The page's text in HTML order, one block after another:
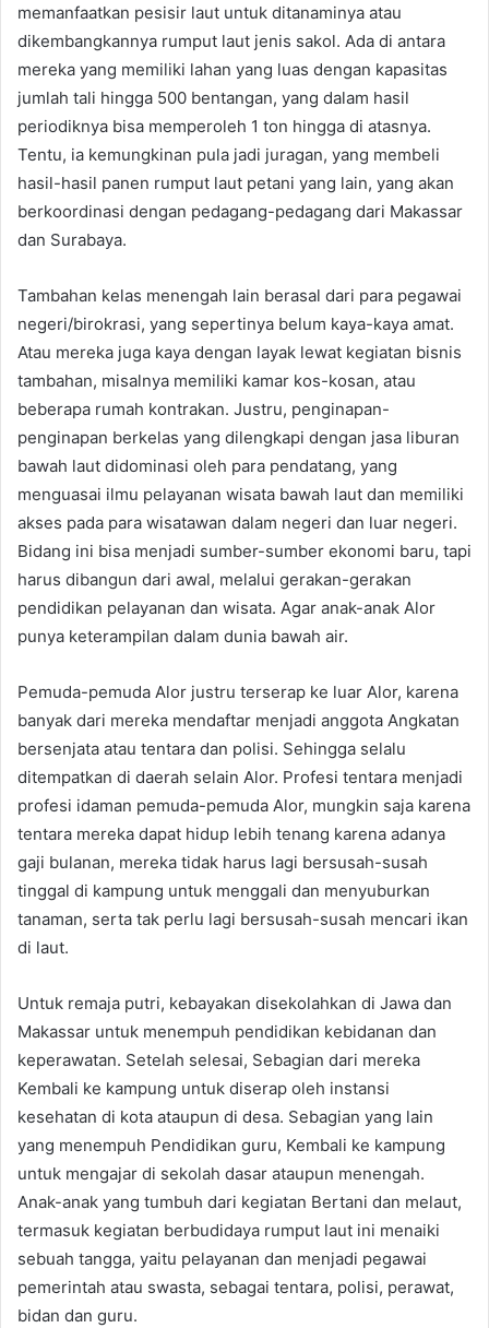
memanfaatkan pesisir laut untuk ditanaminya atau
dikembangkannya rumput laut jenis sakol. Ada di antara
mereka yang memiliki lahan yang luas dengan kapasitas
jumlah tali hingga 500 bentangan, yang dalam hasil
periodiknya bisa memperoleh 1 ton hingga di atasnya.
Tentu, ia kemungkinan pula jadi juragan, yang membeli
hasil-hasil panen rumput laut petani yang lain, yang akan
berkoordinasi dengan pedagang-pedagang dari Makassar
dan Surabaya.
Tambahan kelas menengah lain berasal dari para pegawai
negeri/birokrasi, yang sepertinya belum kaya-kaya amat.
Atau mereka juga kaya dengan layak lewat kegiatan bisnis
tambahan, misalnya memiliki kamar kos-kosan, atau
beberapa rumah kontrakan. Justru, penginapan-
penginapan berkelas yang dilengkapi dengan jasa liburan
bawah laut didominasi oleh para pendatang, yang
menguasai ilmu pelayanan wisata bawah laut dan memiliki
akses pada para wisatawan dalam negeri dan luar negeri.
Bidang ini bisa menjadi sumber-sumber ekonomi baru, tapi
harus dibangun dari awal, melalui gerakan-gerakan
pendidikan pelayanan dan wisata. Agar anak-anak Alor
punya keterampilan dalam dunia bawah air.
Pemuda-pemuda Alor justru terserap ke luar Alor, karena
banyak dari mereka mendaftar menjadi anggota Angkatan
bersenjata atau tentara dan polisi. Sehingga selalu
ditempatkan di daerah selain Alor. Profesi tentara menjadi
profesi idaman pemuda-pemuda Alor, mungkin saja karena
tentara mereka dapat hidup lebih tenang karena adanya
gaji bulanan, mereka tidak harus lagi bersusah-susah
tinggal di kampung untuk menggali dan menyuburkan
tanaman, serta tak perlu lagi bersusah-susah mencari ikan
di laut.
Untuk remaja putri, kebayakan disekolahkan di Jawa dan
Makassar untuk menempuh pendidikan kebidanan dan
keperawatan. Setelah selesai, Sebagian dari mereka
Kembali ke kampung untuk diserap oleh instansi
kesehatan di kota ataupun di desa. Sebagian yang lain
yang menempuh Pendidikan guru, Kembali ke kampung
untuk mengajar di sekolah dasar ataupun menengah.
Anak-anak yang tumbuh dari kegiatan Bertani dan melaut,
termasuk kegiatan berbudidaya rumput laut ini menaiki
sebuah tangga, yaitu pelayanan dan menjadi pegawai
pemerintah atau swasta, sebagai tentara, polisi, perawat,
bidan dan guru.